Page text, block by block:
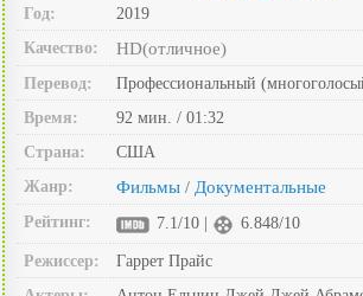
Год:
2019
Качество:
HD(отличное)
Перевод:
Профессиональный
Время:
92 мин. / 01:32
Страна:
США
Жанр:
Фильмы / Документальные
Рейтинг: 7.1/10 | 6.848/10
Режиссер:
Гаррет Прайс